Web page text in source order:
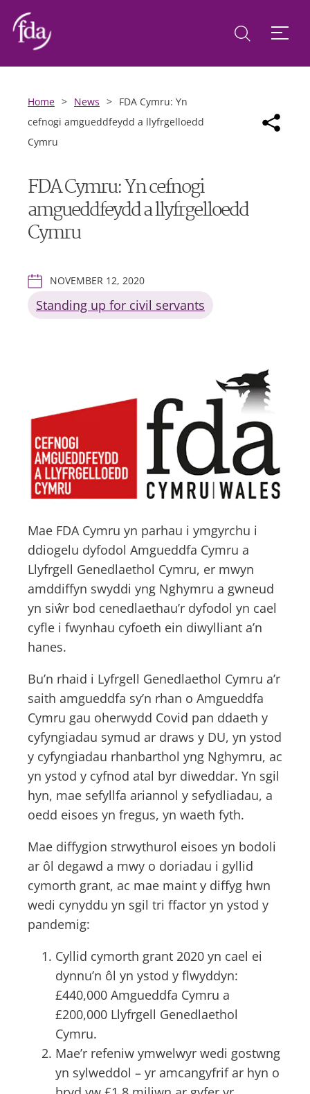
Home > News > FDA Cymru: Yn
cefnogi amgueddfeydd a llyfrgelloedd
Cymru
FDA Cymru: Yn cefnogi
amgueddfeydd a llyfrgelloedd
Cymru
NOVEMBER 12, 2020
Standing up for civil servants
Mae FDA Cymru yn parhau i ymgyrchu i
ddiogelu dyfodol Amgueddfa Cymru a
Llyfrgell Genedlaethol Cymru, er mwyn
amddiffyn swyddi yng Nghymru a gwneud
yn siŵr bod cenedlaethau’r dyfodol yn cael
cyfle i fwynhau cyfoeth ein diwylliant a’n
hanes.
Bu’n rhaid i Lyfrgell Genedlaethol Cymru a’r
saith amgueddfa sy’n rhan o Amgueddfa
Cymru gau oherwydd Covid pan ddaeth y
cyfyngiadau symud ar draws y DU, yn ystod
y cyfyngiadau rhanbarthol yng Nghymru, ac
yn ystod y cyfnod atal byr diweddar. Yn sgil
hyn, mae sefyllfa ariannol y sefydliadau, a
oedd eisoes yn fregus, yn waeth fyth.
Mae diffygion strwythurol eisoes yn bodoli
ar ôl degawd a mwy o doriadau i gyllid
cymorth grant, ac mae maint y diffyg hwn
wedi cynyddu yn sgil tri ffactor yn ystod y
pandemig:
Cyllid cymorth grant 2020 yn cael ei
dynnu’n ôl yn ystod y flwyddyn:
£440,000 Amgueddfa Cymru a
£200,000 Llyfrgell Genedlaethol
Cymru.
Mae’r refeniw ymwelwyr wedi gostwng
yn sylweddol – yr amcangyfrif ar hyn o